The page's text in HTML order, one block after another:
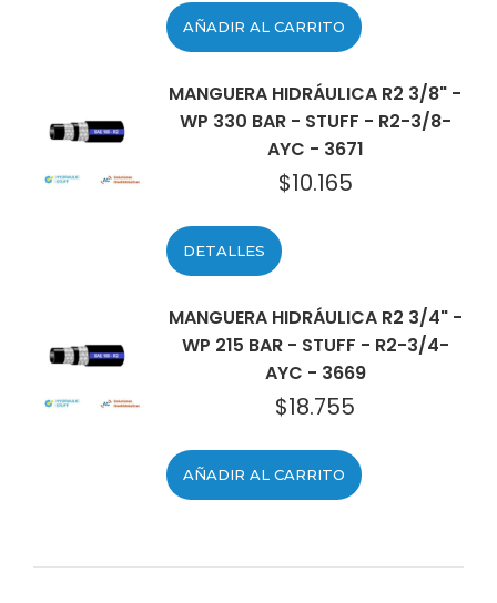
AÑADIR AL CARRITO
MANGUERA HIDRÁULICA R2 3/8" -
WP 330 BAR - STUFF - R2-3/8-
AYC - 3671
$10.165
DETALLES
MANGUERA HIDRÁULICA R2 3/4" -
WP 215 BAR - STUFF - R2-3/4-
AYC - 3669
$18.755
AÑADIR AL CARRITO